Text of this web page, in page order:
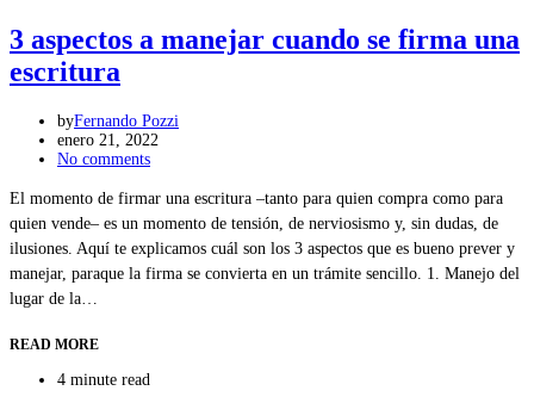
3 aspectos a manejar cuando se firma una
escritura
byFernando Pozzi
enero 21, 2022
No comments
El momento de firmar una escritura –tanto para quien compra como para
quien vende– es un momento de tensión, de nerviosismo y, sin dudas, de
ilusiones. Aquí te explicamos cuál son los 3 aspectos que es bueno prever y
manejar, paraque la firma se convierta en un trámite sencillo. 1. Manejo del
lugar de la…
READ MORE
4 minute read